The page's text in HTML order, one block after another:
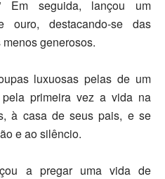
Em seguida, lançou um
ouro, destacando-se das
generosos.
luxuosas pelas de um
pela primeira vez a vida na
à casa de seus pais, e se
e ao silêncio.
a pregar uma vida de